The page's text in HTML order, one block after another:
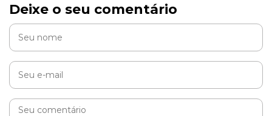
Deixe o seu comentário